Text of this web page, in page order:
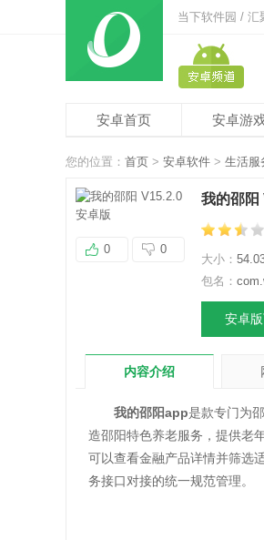
当下软件园 / 汇
安卓首页 安卓游
您的位置： 首页 > 安卓软件 > 生活服
0 0
我的邵阳
大小：
包名：
安卓
内容介绍
我的邵阳app是款专门为
造邵阳特色养老服务，提供老
可以查看金融产品详情并筛选
务接口对接的统一规范管理。